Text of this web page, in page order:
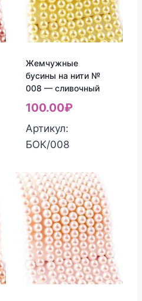
Жемчужные
бусины на нити №
008 — cливочный
100.00₽
Артикул:
БОК/008